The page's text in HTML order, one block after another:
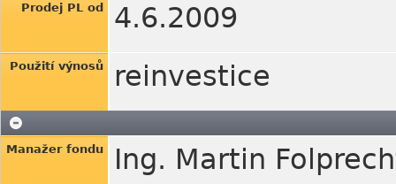
Prodej PL od 4.6.2009
Použití výnosů reinvestice
Manažer fondu Ing. Martin